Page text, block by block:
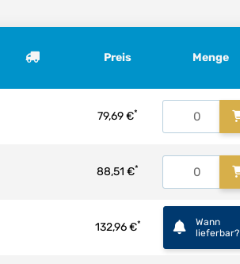
Preis Menge
79,69 €*
88,51 €*
132,96 €*
Wann
lieferbar?